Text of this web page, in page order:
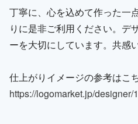
丁寧に、心を込めて作った一
りに是非ご利用ください。デ
ーを大切にしています。共感
仕上がりイメージの参考はこ
https://logomarket.jp/designer/